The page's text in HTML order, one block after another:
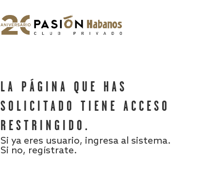
LA PÁGINA QUE HAS
SOLICITADO TIENE ACCESO
RESTRINGIDO.
Si ya eres usuario, ingresa al sistema.
Si no, regístrate.